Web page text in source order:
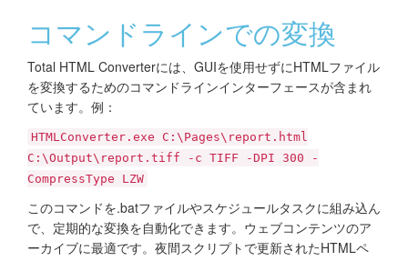
コマンドラインでの変換
Total HTML Converterには、GUIを使用せずにHTMLファイル
を変換するためのコマンドラインインターフェースが含まれ
ています。例：
HTMLConverter.exe C:\Pages\report.html
C:\Output\report.tiff -c TIFF -DPI 300 -
CompressType LZW
このコマンドを.batファイルやスケジュールタスクに組み込ん
で、定期的な変換を自動化できます。ウェブコンテンツのア
ーカイブに最適です。夜間スクリプトで更新されたHTMLペ